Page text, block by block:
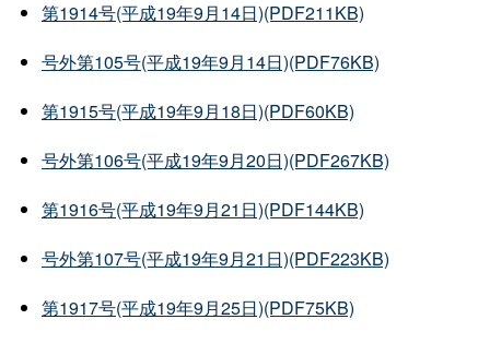
第1914号(平成19年9月14日)(PDF211KB)
号外第105号(平成19年9月14日)(PDF76KB)
第1915号(平成19年9月18日)(PDF60KB)
号外第106号(平成19年9月20日)(PDF267KB)
第1916号(平成19年9月21日)(PDF144KB)
号外第107号(平成19年9月21日)(PDF223KB)
第1917号(平成19年9月25日)(PDF75KB)